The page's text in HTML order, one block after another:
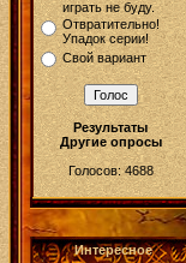
играть не буду.
Отвратительно!
Упадок серии!
Свой вариант
Результаты
Другие опросы
Голосов: 4688
Интересное